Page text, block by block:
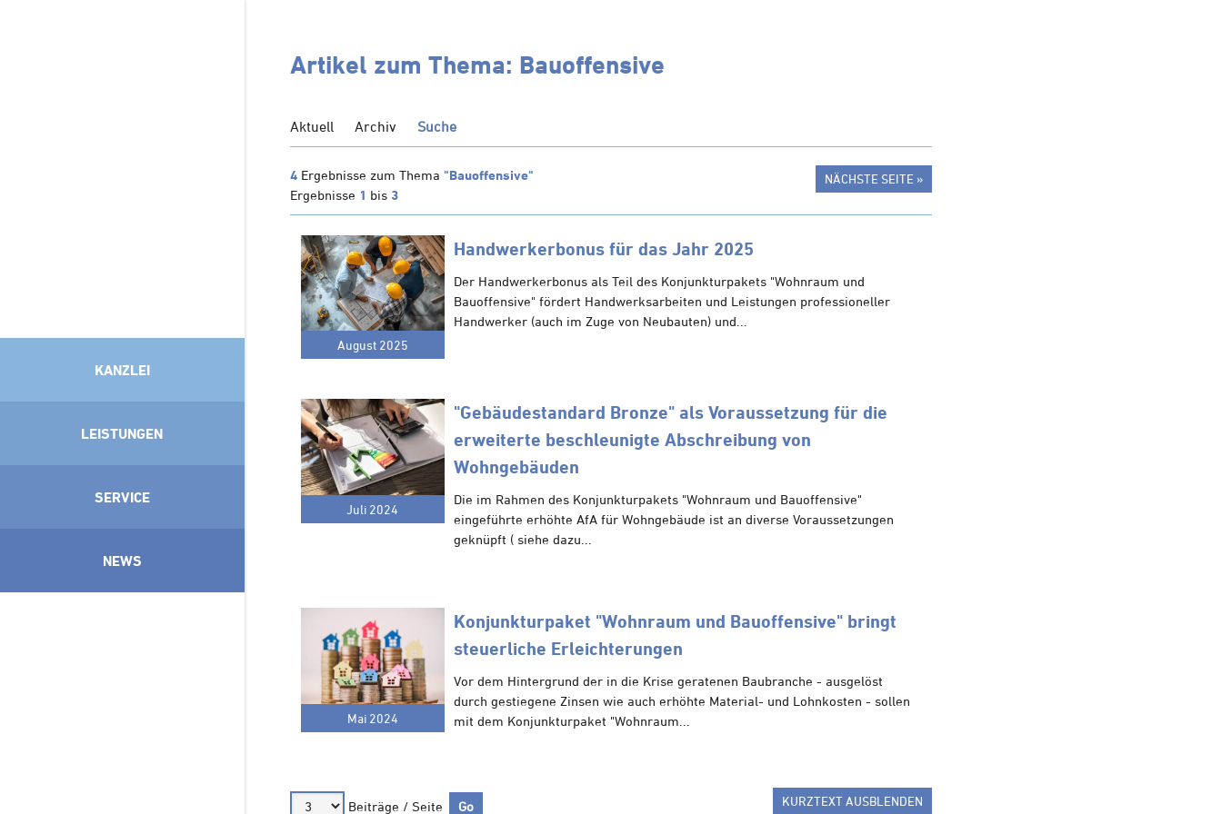
KANZLEI
LEISTUNGEN
SERVICE
NEWS
Artikel zum Thema: Bauoffensive
Aktuell Archiv Suche
4Ergebnisse zum Thema "Bauoffensive"
Ergebnisse 1 bis 3
NÄCHSTE SEITE »
August 2025
Handwerkerbonus für das Jahr 2025
Der Handwerkerbonus als Teil des Konjunkturpakets "Wohnraum und
Bauoffensive" fördert Handwerksarbeiten und Leistungen professioneller
Handwerker (auch im Zuge von Neubauten) und...
Juli 2024
"Gebäudestandard Bronze" als Voraussetzung für die
erweiterte beschleunigte Abschreibung von
Wohngebäuden
Die im Rahmen des Konjunkturpakets "Wohnraum und Bauoffensive"
eingeführte erhöhte AfA für Wohngebäude ist an diverse Voraussetzungen
geknüpft ( siehe dazu...
Mai 2024
Konjunkturpaket "Wohnraum und Bauoffensive" bringt
steuerliche Erleichterungen
Vor dem Hintergrund der in die Krise geratenen Baubranche - ausgelöst
durch gestiegene Zinsen wie auch erhöhte Material- und Lohnkosten - sollen
mit dem Konjunkturpaket "Wohnraum...
Beiträge / Seite KURZTEXT AUSBLENDEN